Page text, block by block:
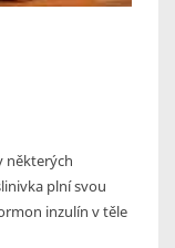
některých
plní svou
inzulín v těle